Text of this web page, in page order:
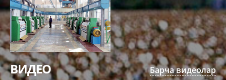
ВИДЕО Барча видеолар